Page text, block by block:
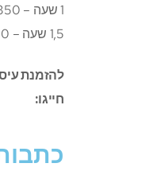
1 שעה – 350 ₪
1,5 שעה – 450 ₪
להזמנת
חייגו: